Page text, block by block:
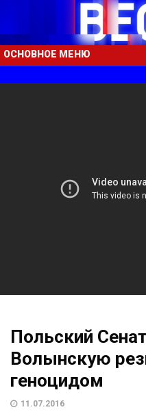
ОСНОВНОЕ МЕНЮ
Польский
Волынскую
геноцидом
11.07.2016